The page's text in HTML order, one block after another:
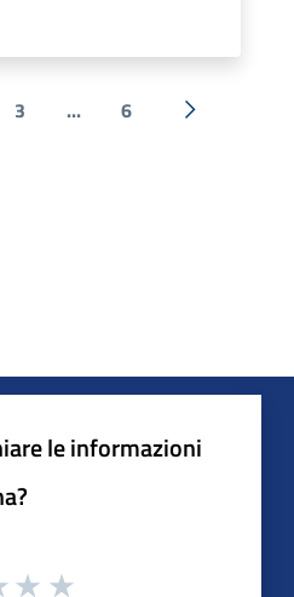
3 ... 6 Successiva
le informazioni